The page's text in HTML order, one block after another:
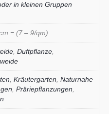
in kleinen Gruppen
= (7 – 9/qm)
Duftpflanze
Kräutergarten Naturnahe
Präriepflanzungen